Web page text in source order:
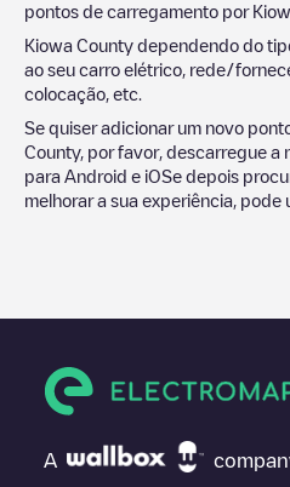
pontos de carregamento por
Kiowa County dependendo do
ao seu carro elétrico, rede/
colocação, etc.
Se quiser adicionar um novo
County, por favor, descarregue a
para Android e iOSe depois
melhorar a sua experiência, pode
A